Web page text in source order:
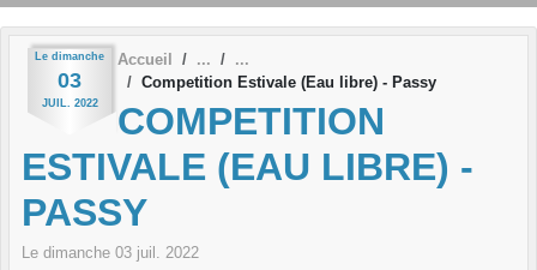
Le dimanche
03
JUIL. 2022
Accueil
Competition Estivale (Eau libre) - Passy
COMPETITION
ESTIVALE (EAU LIBRE) -
PASSY
Le dimanche 03 juil. 2022